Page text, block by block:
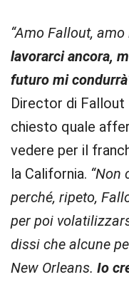
“Amo Fallout,
lavorarci ancora,
futuro mi condurrà
Director di
chiesto quale
vedere per il
la California. “Non
perché, ripeto,
per poi
dissi che alcune
New Orleans. Io